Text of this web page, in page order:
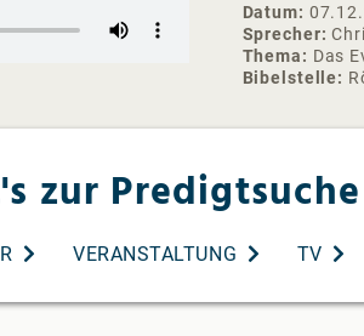
Instagram:
Facebook:
Spotify:
https://
uns/neu-hier/
Datum
Sprecher
Thema
Das
Bibelstelle
zur Predigtsuche
VERANSTALTUNG TV